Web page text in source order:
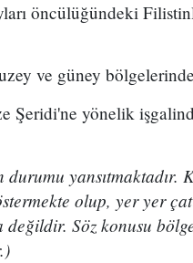
öncülüğündeki
ve güney
Şeridi'ne yönelik
yansıtmaktadır.
olup, yer yer
Söz konusu